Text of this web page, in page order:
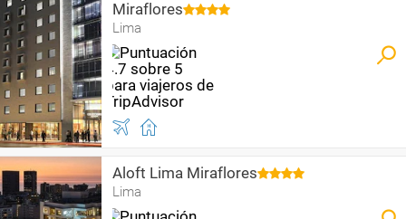
Miraflores
Lima
Aloft Lima Miraflores
Lima